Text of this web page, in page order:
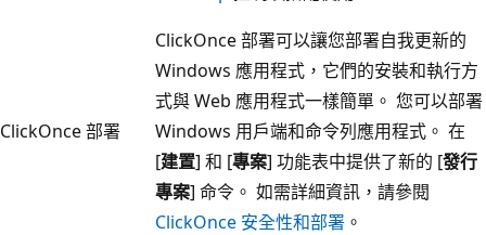
ClickOnce 部署
ClickOnce 部署可以讓您部署自我更新的
Windows 應用程式，它們的安裝和執行方
式與 Web 應用程式一樣簡單。 您可以部署
Windows 用戶端和命令列應用程式。 在
[建置] 和 [專案] 功能表中提供了新的 [發行
專案] 命令。 如需詳細資訊，請參閱
ClickOnce 安全性和部署 。